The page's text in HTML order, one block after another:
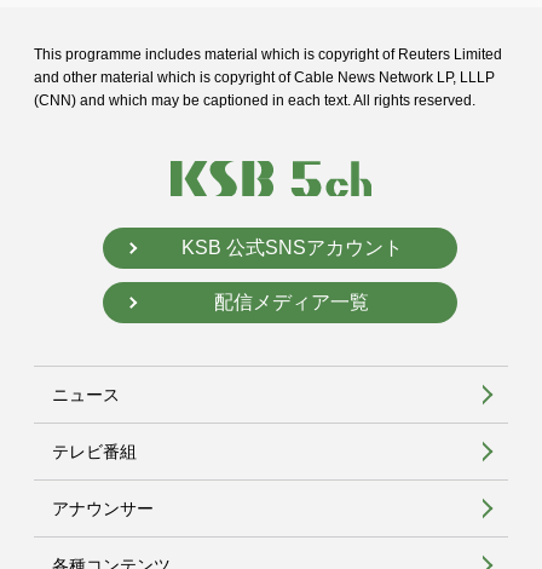
This programme includes material which is copyright of Reuters Limited
and other material which is copyright of Cable News Network LP, LLLP
(CNN) and which may be captioned in each text. All rights reserved.
KSB 公式SNSアカウント
配信メディア一覧
ニュース
テレビ番組
アナウンサー